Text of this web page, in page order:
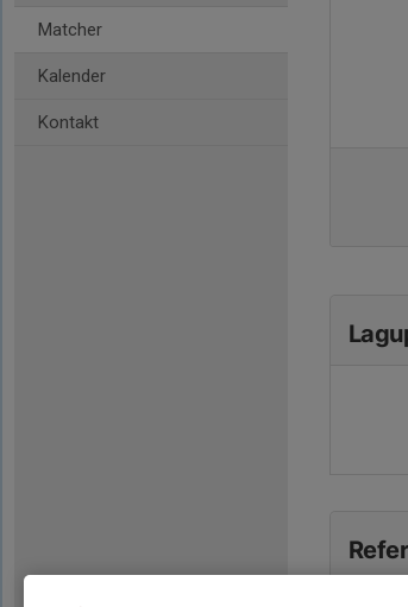
Matcher
Kalender
Kontakt